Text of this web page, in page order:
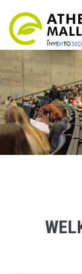
main
content